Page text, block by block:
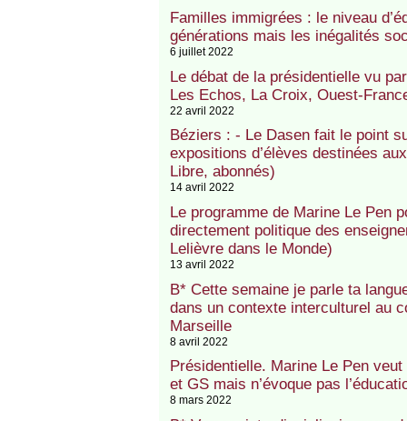
Familles immigrées : le niveau
générations mais les inégalités
6 juillet 2022
Le débat de la présidentielle vu
Les Echos, La Croix, Ouest-
22 avril 2022
Béziers : - Le Dasen fait le point
expositions d’élèves destinées
Libre, abonnés)
14 avril 2022
Le programme de Marine Le Pen
directement politique des
Lelièvre dans le Monde)
13 avril 2022
B* Cette semaine je parle ta
dans un contexte interculturel au
Marseille
8 avril 2022
Présidentielle. Marine Le Pen
et GS mais n’évoque pas
8 mars 2022